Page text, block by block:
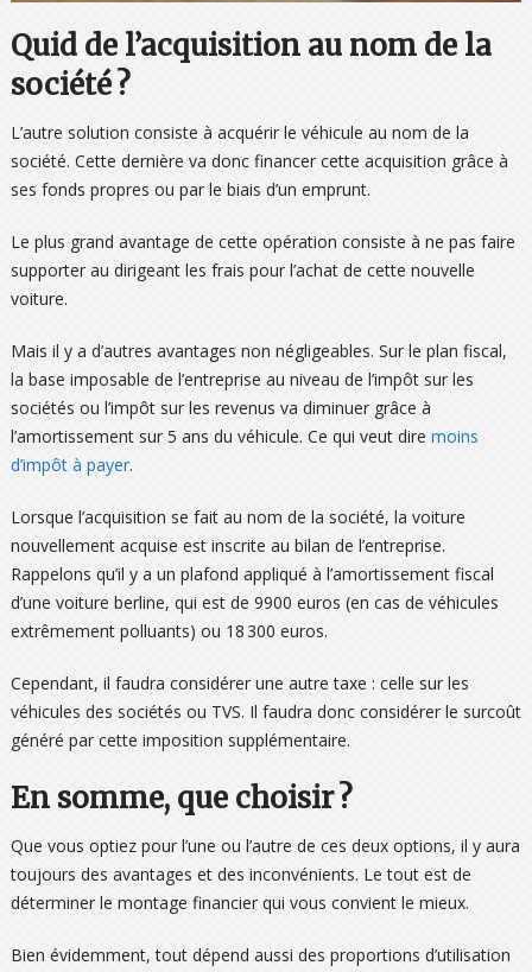
Quid de l’acquisition au nom de la
société ?
L’autre solution consiste à acquérir le véhicule au nom de la
société. Cette dernière va donc financer cette acquisition grâce à
ses fonds propres ou par le biais d’un emprunt.
Le plus grand avantage de cette opération consiste à ne pas faire
supporter au dirigeant les frais pour l’achat de cette nouvelle
voiture.
Mais il y a d’autres avantages non négligeables. Sur le plan fiscal,
la base imposable de l’entreprise au niveau de l’impôt sur les
sociétés ou l’impôt sur les revenus va diminuer grâce à
l’amortissement sur 5 ans du véhicule. Ce qui veut dire moins
d’impôt à payer.
Lorsque l’acquisition se fait au nom de la société, la voiture
nouvellement acquise est inscrite au bilan de l’entreprise.
Rappelons qu’il y a un plafond appliqué à l’amortissement fiscal
d’une voiture berline, qui est de 9900 euros (en cas de véhicules
extrêmement polluants) ou 18 300 euros.
Cependant, il faudra considérer une autre taxe : celle sur les
véhicules des sociétés ou TVS. Il faudra donc considérer le surcoût
généré par cette imposition supplémentaire.
En somme, que choisir ?
Que vous optiez pour l’une ou l’autre de ces deux options, il y aura
toujours des avantages et des inconvénients. Le tout est de
déterminer le montage financier qui vous convient le mieux.
Bien évidemment, tout dépend aussi des proportions d’utilisation